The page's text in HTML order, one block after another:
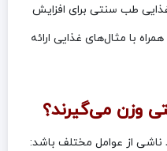
طب سنتی برای افزایش
با مثال‌های غذایی ارائه
ناشی از عوامل مختلف باشد: